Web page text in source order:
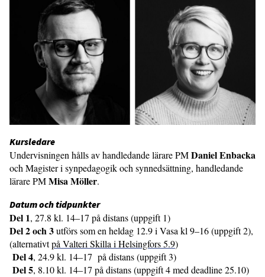
Kursledare
Undervisningen hålls av handledande lärare PMDaniel Enbacka
och Magister i synpedagogik och synnedsättning, handledande
lärare PMMisa Möller.
Datum och tidpunkter
Del 1, 27.8 kl. 14–17 på distans (uppgift 1)
Del 2 och 3utförs som en heldag 12.9 i Vasa kl 9–16 (uppgift 2),
(alternativtpå Valteri Skilla i Helsingfors 5.9)
Del 4, 24.9 kl. 14–17 på distans (uppgift 3)
Del 5, 8.10 kl. 14–17 på distans (uppgift 4 med deadline 25.10)